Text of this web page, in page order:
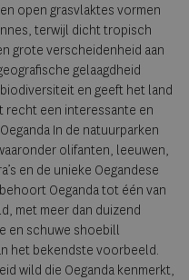
open grasvlaktes vormen
terwijl dicht tropisch
grote verscheidenheid aan
gelaagdheid
en geeft het land
recht een interessante en
In de natuurparken
olifanten, leeuwen,
en de unieke Oegandese
Oeganda tot één van
met meer dan duizend
en schuwe shoebill
het bekendste voorbeeld.
wild die Oeganda kenmerkt,